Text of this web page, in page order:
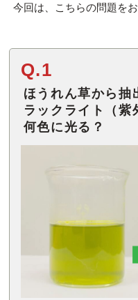
今回は、こちらの問題をお
Q.1
ほうれん草から抽
ラックライト（紫
何色に光る？